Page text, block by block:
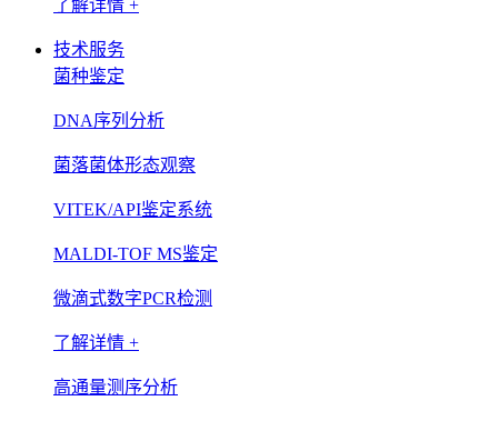
了解详情 +
技术服务
菌种鉴定
DNA序列分析
菌落菌体形态观察
VITEK/API鉴定系统
MALDI-TOF MS鉴定
微滴式数字PCR检测
了解详情 +
高通量测序分析